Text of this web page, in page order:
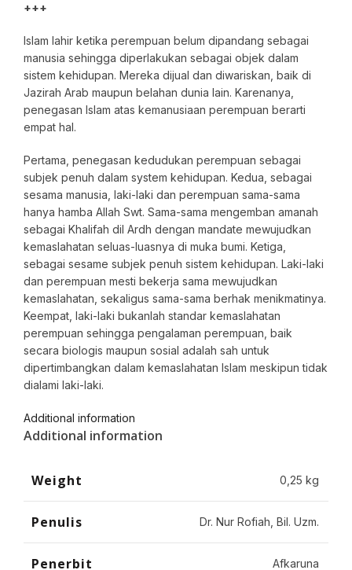
+++
Islam lahir ketika perempuan belum dipandang sebagai
manusia sehingga diperlakukan sebagai objek dalam
sistem kehidupan. Mereka dijual dan diwariskan, baik di
Jazirah Arab maupun belahan dunia lain. Karenanya,
penegasan Islam atas kemanusiaan perempuan berarti
empat hal.
Pertama, penegasan kedudukan perempuan sebagai
subjek penuh dalam system kehidupan. Kedua, sebagai
sesama manusia, laki-laki dan perempuan sama-sama
hanya hamba Allah Swt. Sama-sama mengemban amanah
sebagai Khalifah dil Ardh dengan mandate mewujudkan
kemaslahatan seluas-luasnya di muka bumi. Ketiga,
sebagai sesame subjek penuh sistem kehidupan. Laki-laki
dan perempuan mesti bekerja sama mewujudkan
kemaslahatan, sekaligus sama-sama berhak menikmatinya.
Keempat, laki-laki bukanlah standar kemaslahatan
perempuan sehingga pengalaman perempuan, baik
secara biologis maupun sosial adalah sah untuk
dipertimbangkan dalam kemaslahatan Islam meskipun tidak
dialami laki-laki.
Additional information
Additional information
Weight 0,25 kg
Penulis Dr. Nur Rofiah, Bil. Uzm.
Penerbit Afkaruna